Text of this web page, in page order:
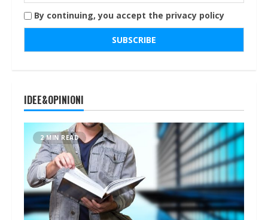
By continuing, you accept the privacy policy
IDEE&OPINIONI
2 MIN READ